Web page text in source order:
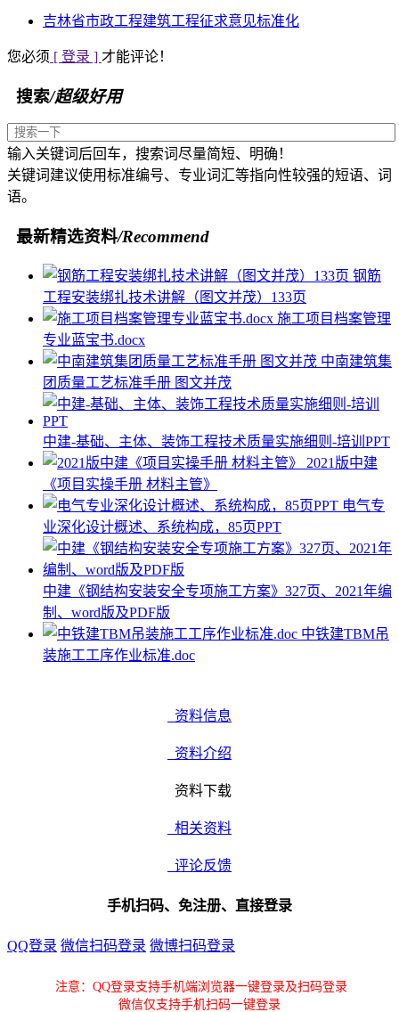
吉林省市政工程建筑工程征求意见标准化
您必须 [ 登录 ] 才能评论！
搜索/超级好用
输入关键词后回车，搜索词尽量简短、明确！
关键词建议使用标准编号、专业词汇等指向性较强的短语、词
语。
最新精选资料/Recommend
钢筋
工程安装绑扎技术讲解（图文并茂）133页
施工项目档案管理
专业蓝宝书.docx
中南建筑集
团质量工艺标准手册 图文并茂
中建-基础、主体、装饰工程技术质量实施细则-培训PPT
2021版中建
《项目实操手册 材料主管》
电气专
业深化设计概述、系统构成，85页PPT
中建《钢结构安装安全专项施工方案》327页、2021年编
制、word版及PDF版
中铁建TBM吊
装施工工序作业标准.doc
资料信息
资料介绍
资料下载
相关资料
评论反馈
手机扫码、免注册、直接登录
QQ登录 微信扫码登录 微博扫码登录
注意：QQ登录支持手机端浏览器一键登录及扫码登录
微信仅支持手机扫码一键登录